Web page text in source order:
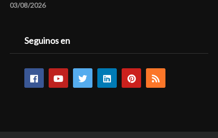
03/08/2026
Seguinos en